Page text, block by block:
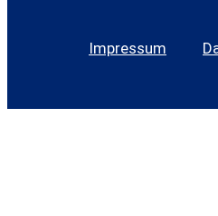
Impressum